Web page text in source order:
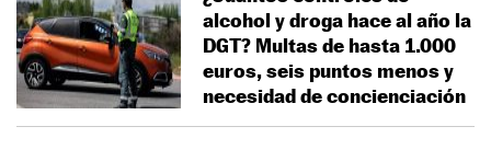
alcohol y droga hace al año la
DGT? Multas de hasta 1.000
euros, seis puntos menos y
necesidad de concienciación